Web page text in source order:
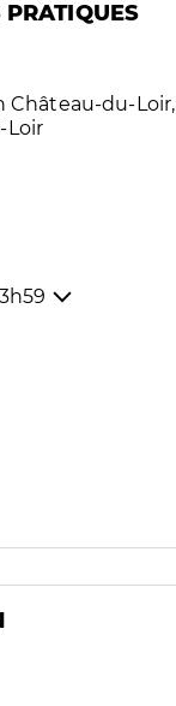
Château-du-Loir,
Loir